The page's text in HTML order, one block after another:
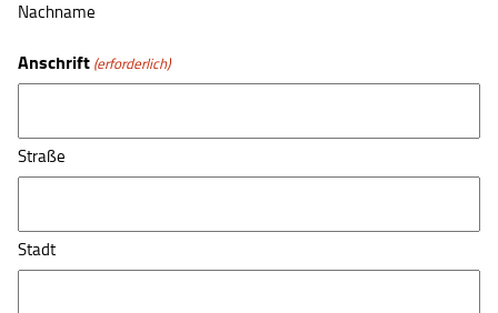
Nachname
Anschrift (erforderlich)
Straße
Stadt